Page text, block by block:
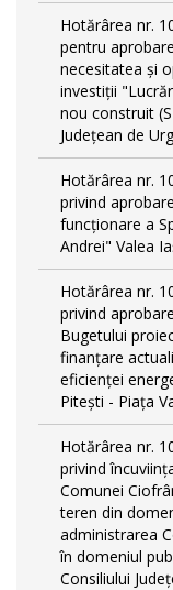
Hotărârea nr.
pentru
necesitatea și
investiții
nou construit
Județean de
Hotărârea nr.
privind
funcționare a
Andrei" Valea
Hotărârea nr.
privind
Bugetului
finanțare
eficienţei
Piteşti - Piaţa
Hotărârea nr.
privind
Comunei
teren din
administrarea
în domeniul
Consiliului